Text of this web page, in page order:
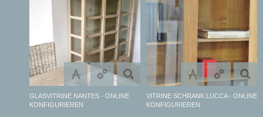
GLASVITRINE NANTES - ONLINE
KONFIGURIEREN
VITRINE SCHRANK LUCCA - ONLINE
KONFIGURIEREN